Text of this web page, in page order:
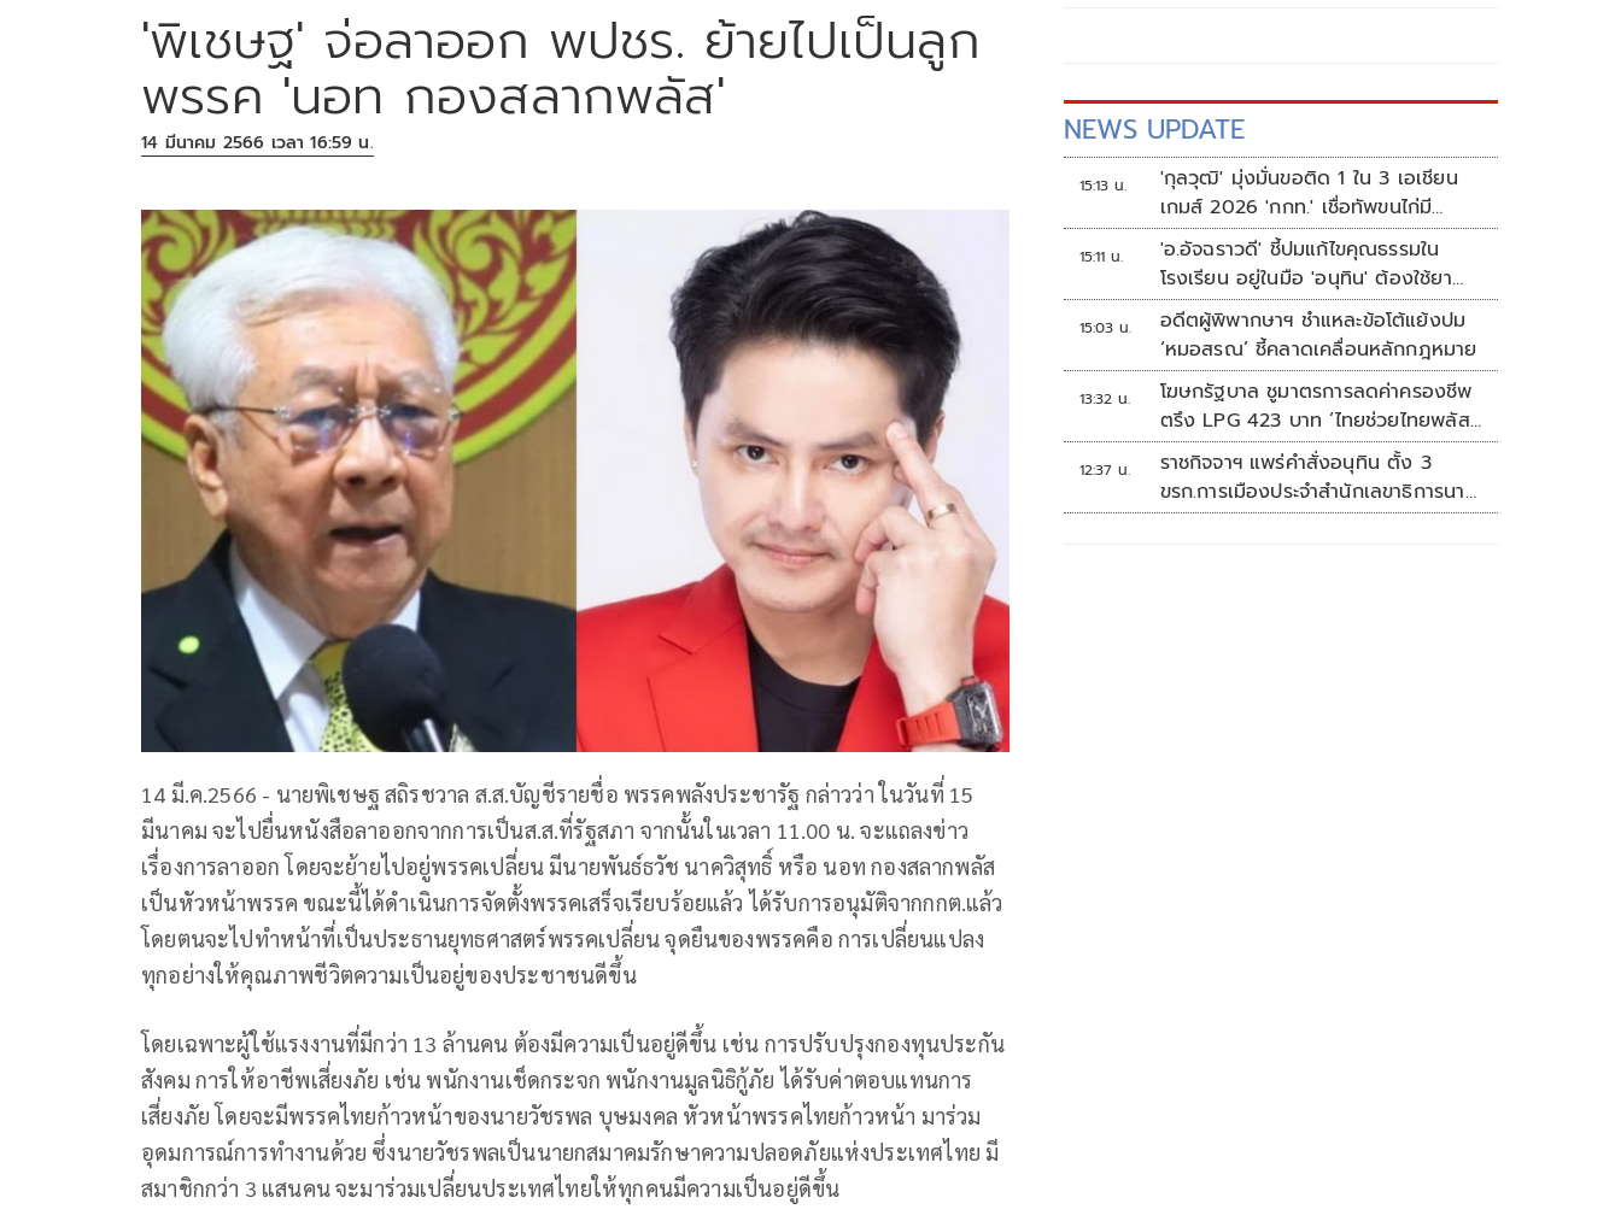
'พิเชษฐ' จ่อลาออก พปชร. ย้ายไปเป็นลูก
พรรค 'นอท กองสลากพลัส'
14 มีนาคม 2566 เวลา 16:59 น.
14 มี.ค.2566 - นายพิเชษฐ สถิรชวาล ส.ส.บัญชีรายชื่อ พรรคพลังประชารัฐ กล่าวว่า ในวันที่ 15
มีนาคม จะไปยื่นหนังสือลาออกจากการเป็นส.ส.ที่รัฐสภา จากนั้นในเวลา 11.00 น. จะแถลงข่าว
เรื่องการลาออก โดยจะย้ายไปอยู่พรรคเปลี่ยน มีนายพันธ์ธวัช นาควิสุทธิ์ หรือ นอท กองสลากพลัส
เป็นหัวหน้าพรรค ขณะนี้ได้ดำเนินการจัดตั้งพรรคเสร็จเรียบร้อยแล้ว ได้รับการอนุมัติจากกกต.แล้ว
โดยตนจะไปทำหน้าที่เป็นประธานยุทธศาสตร์พรรคเปลี่ยน จุดยืนของพรรคคือ การเปลี่ยนแปลง
ทุกอย่างให้คุณภาพชีวิตความเป็นอยู่ของประชาชนดีขึ้น
โดยเฉพาะผู้ใช้แรงงานที่มีกว่า 13 ล้านคน ต้องมีความเป็นอยู่ดีขึ้น เช่น การปรับปรุงกองทุนประกัน
สังคม การให้อาชีพเสี่ยงภัย เช่น พนักงานเช็ดกระจก พนักงานมูลนิธิกู้ภัย ได้รับค่าตอบแทนการ
เสี่ยงภัย โดยจะมีพรรคไทยก้าวหน้าของนายวัชรพล บุษมงคล หัวหน้าพรรคไทยก้าวหน้า มาร่วม
อุดมการณ์การทำงานด้วย ซึ่งนายวัชรพลเป็นนายกสมาคมรักษาความปลอดภัยแห่งประเทศไทย มี
สมาชิกกว่า 3 แสนคน จะมาร่วมเปลี่ยนประเทศไทยให้ทุกคนมีความเป็นอยู่ดีขึ้น
NEWS UPDATE
15:13 น.
'กุลวุฒิ' มุ่งมั่นขอติด 1 ใน 3 เอเชียน
เกมส์ 2026 'กกท.' เชื่อทัพขนไก่มี
เหรียญแน่
15:11 น.
'อ.อัจฉราวดี' ชี้ปมแก้ไขคุณธรรมใน
โรงเรียน อยู่ในมือ 'อนุทิน' ต้องใช้ยา
แรงกับ ก.ศึกษา เรื่องปืนแค่ปลายเหตุ
15:03 น.
อดีตผู้พิพากษาฯ ชำแหละข้อโต้แย้งปม
‘หมอสรณ’ ชี้คลาดเคลื่อนหลักกฎหมาย
13:32 น.
โฆษกรัฐบาล ชูมาตรการลดค่าครองชีพ
ตรึง LPG 423 บาท ‘ไทยช่วยไทยพลัส’
ดันเงินหมุนแสนล้าน
12:37 น.
ราชกิจจาฯ แพร่คำสั่งอนุทิน ตั้ง 3
ขรก.การเมืองประจำสำนักเลขาธิการนา
ยกฯ